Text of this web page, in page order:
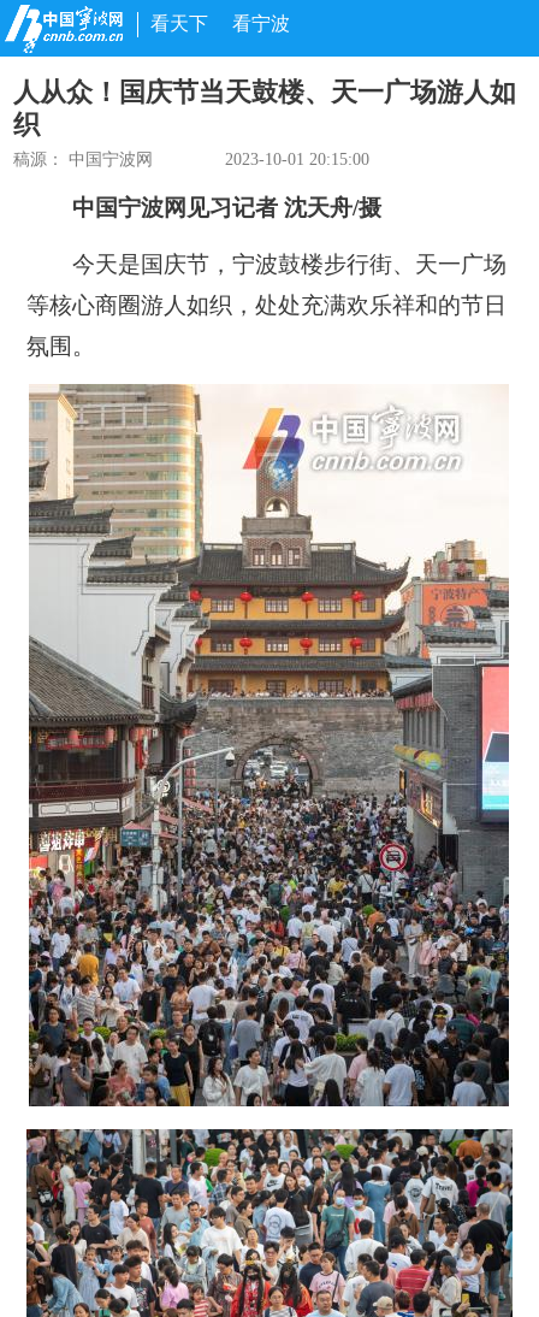
看天下 看宁波
人从众！国庆节当天鼓楼、天一广场游人如
织
稿源： 中国宁波网 2023-10-01 20:15:00
中国宁波网见习记者 沈天舟/摄
今天是国庆节，宁波鼓楼步行街、天一广场
等核心商圈游人如织，处处充满欢乐祥和的节日
氛围。